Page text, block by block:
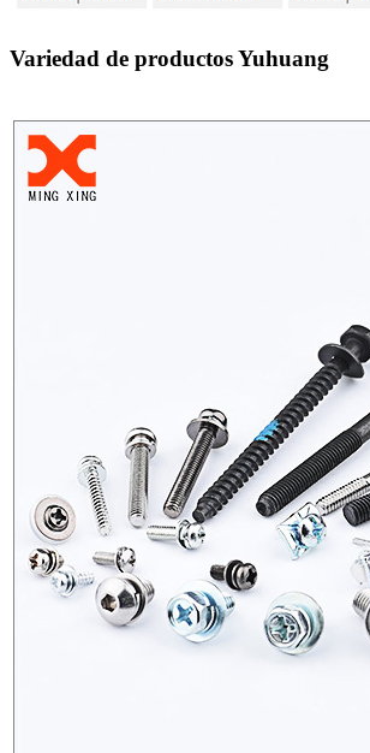
Variedad de productos Yuhuang